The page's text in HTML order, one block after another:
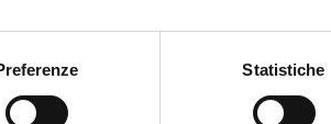
geografica, con
Statistiche
Biology (DNBM) (DNBM)
Molecolare
Biology (DNBM) (DNBM)